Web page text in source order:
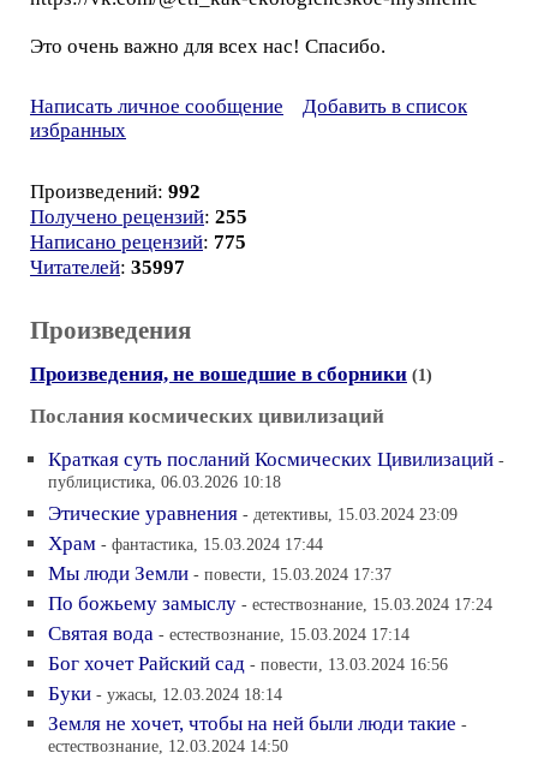
Это очень важно для всех нас! Спасибо.
Написать личное сообщение
Добавить в список
избранных
Произведений: 992
Получено рецензий: 255
Написано рецензий: 775
Читателей: 35997
Произведения
Произведения, не вошедшие в сборники (1)
Послания космических цивилизаций
Краткая суть посланий Космических Цивилизаций -
публицистика, 06.03.2026 10:18
Этические уравнения - детективы, 15.03.2024 23:09
Храм - фантастика, 15.03.2024 17:44
Мы люди Земли - повести, 15.03.2024 17:37
По божьему замыслу - естествознание, 15.03.2024 17:24
Святая вода - естествознание, 15.03.2024 17:14
Бог хочет Райский сад - повести, 13.03.2024 16:56
Буки - ужасы, 12.03.2024 18:14
Земля не хочет, чтобы на ней были люди такие -
естествознание, 12.03.2024 14:50